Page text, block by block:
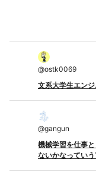
@ostk0069
文系大学生エン
@gangun
機械学習を仕事
ないかなってい